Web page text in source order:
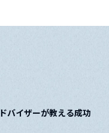
バイザーが教える成功